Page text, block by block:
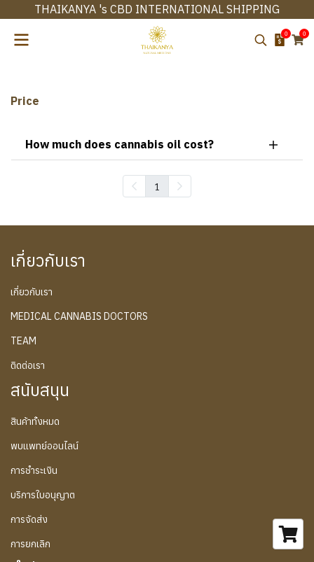
THAIKANYA 's CBD INTERNATIONAL SHIPPING
0 0
Price
How much does cannabis oil cost?
1
เกี่ยวกับเรา
เกี่ยวกับเรา
MEDICAL CANNABIS DOCTORS
TEAM
ติดต่อเรา
สนับสนุน
สินค้าทั้งหมด
พบแพทย์ออนไลน์
การชำระเงิน
บริการใบอนุญาต
การจัดส่ง
การยกเลิก